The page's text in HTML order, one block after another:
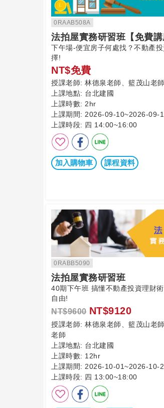
0RAAB508A
法拍屋實務研習班【免費講
下午場-便宜房子何處找？不動產
擇!
NT$免費
授課老師: 林德泉老師、籃茂山老師
上課地點: 台北建國
上課時數: 2hr
上課期間: 2026-09-10~2026-09-
上課時段: 四 14:00~16:00
加入購物車 課程資料
0RABB5090
法拍屋實務研習班
40期下午班 搞懂不動產投資理財
自由!
NT$9600 NT$9120
授課老師: 林德泉老師、籃茂山老
老師
上課地點: 台北建國
上課時數: 12hr
上課期間: 2026-10-01~2026-10-
上課時段: 四 13:00~18:00